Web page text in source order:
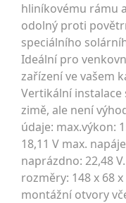
hliníkovému rámu
odolný proti
speciálního
Ideální pro
zařízení ve vašem
Vertikální
zimě, ale není
údaje: max.výkon:
18,11 V max.
naprázdno: 22,48
rozměry: 148 x 68
montážní otvory